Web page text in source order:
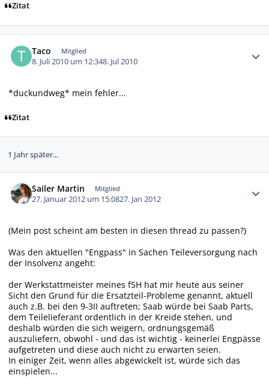
Zitat
Taco Mitglied
8. Juli 2010 um 12:348. Jul 2010
*duckundweg* mein fehler...
Zitat
1 Jahr später...
Sailer Martin Mitglied
27. Januar 2012 um 15:0827. Jan 2012
(Mein post scheint am besten in diesen thread zu passen?)
Was den aktuellen "Engpass" in Sachen Teileversorgung nach
der Insolvenz angeht:
der Werkstattmeister meines fSH hat mir heute aus seiner
Sicht den Grund für die Ersatzteil-Probleme genannt, aktuell
auch z.B. bei den 9-3II auftreten; Saab würde bei Saab Parts,
dem Teilelieferant ordentlich in der Kreide stehen, und
deshalb würden die sich weigern, ordnungsgemäß
auszuliefern, obwohl - und das ist wichtig - keinerlei Engpässe
aufgetreten und diese auch nicht zu erwarten seien.
In einiger Zeit, wenn alles abgewickelt ist, würde sich das
einspielen...